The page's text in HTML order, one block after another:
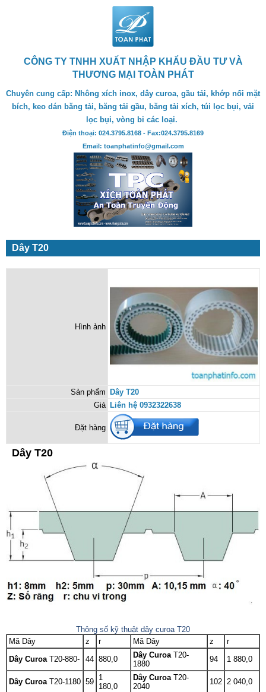
CÔNG TY TNHH XUẤT NHẬP KHẨU ĐẦU TƯ VÀ
THƯƠNG MẠI TOÀN PHÁT
Chuyên cung cấp: Nhông xích inox, dây curoa, gầu tải, khớp nối mặt
bích, keo dán băng tải, băng tải gầu, băng tải xích, túi lọc bụi, vải
lọc bụi, vòng bi các loại.
Điện thoại: 024.3795.8168 - Fax:024.3795.8169
Email: toanphatinfo@gmail.com
Dây T20
Hình ảnh
Sản phẩm
Dây T20
Giá Liên hệ 0932322638
Đặt hàng
Dây T20
Thông số kỹ thuật dây curoa T20
Mã Dây
z r Mã Dây z
r
Dây Curoa T20-880- 44 880,0 Dây Curoa T20-
1880
94 1 880,0
Dây Curoa T20-1180 59 1
180,0
Dây Curoa T20-
2040
102 2 040,0